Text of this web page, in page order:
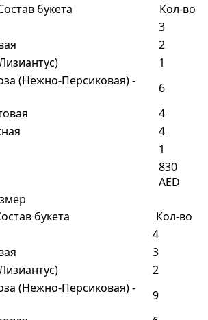
букета
Кол-во
3
2
1
(Нежно-Персиковая) -
6
4
4
1
830
AED
букета
Кол-во
4
3
2
(Нежно-Персиковая) -
9